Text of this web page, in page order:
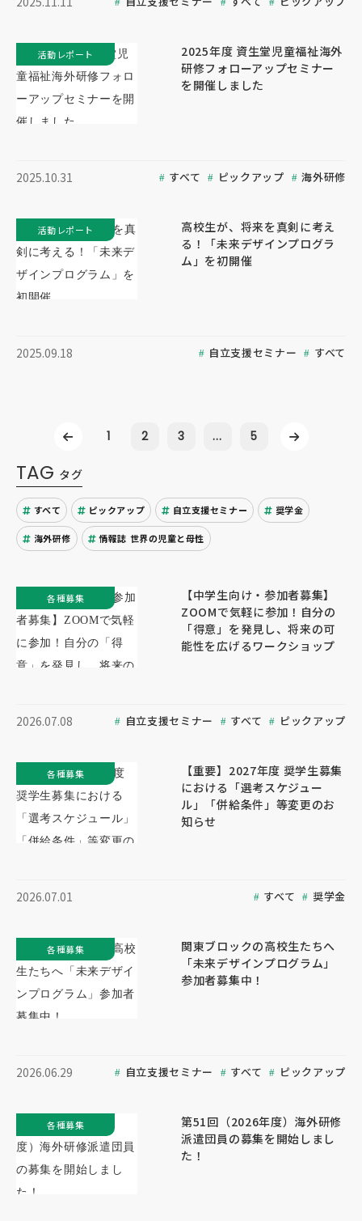
2025年度 資生堂児童福祉海外
研修フォローアップセミナー
を開催しました
2025.10.31 すべて ピックアップ 海外研修
活動レポート
高校生が、将来を真剣に考え
る！「未来デザインプログラ
ム」を初開催
2025.09.18 自立支援セミナー すべて
活動レポート
1 2 3 ... 5
TAG タグ
すべて ピックアップ 自立支援セミナー 奨学金
海外研修 情報誌 世界の児童と母性
【中学生向け・参加者募集】
ZOOMで気軽に参加！自分の
「得意」を発見し、将来の可
能性を広げるワークショップ
2026.07.08 自立支援セミナー すべて ピックアップ
各種募集
【重要】2027年度 奨学生募集
における「選考スケジュー
ル」「併給条件」等変更のお
知らせ
2026.07.01 すべて 奨学金
各種募集
関東ブロックの高校生たちへ
「未来デザインプログラム」
参加者募集中！
2026.06.29 自立支援セミナー すべて ピックアップ
各種募集
第51回（2026年度）海外研修
派遣団員の募集を開始しまし
た！
各種募集